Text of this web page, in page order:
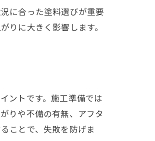
に合った塗料選びが重要
りに大きく影響します。
ントです。施工準備では
りや不備の有無、アフタ
ことで、失敗を防げま